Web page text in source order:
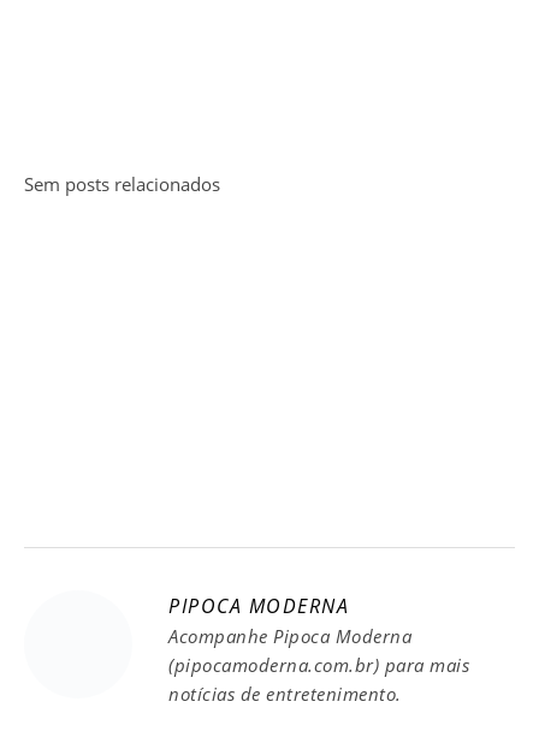
Sem posts relacionados
PIPOCA MODERNA
Acompanhe Pipoca Moderna
(pipocamoderna.com.br) para mais
notícias de entretenimento.